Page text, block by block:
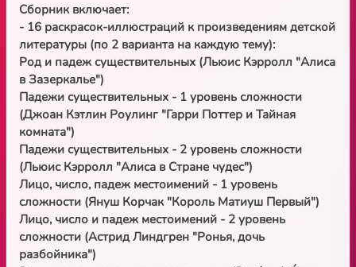
Сборник включает:
- 16 раскрасок-иллюстраций к произведениям детской
литературы (по 2 варианта на каждую тему):
Род и падеж существительных (Льюис Кэрролл "Алиса
в Зазеркалье")
Падежи существительных - 1 уровень сложности
(Джоан Кэтлин Роулинг "Гарри Поттер и Тайная
комната")
Падежи существительных - 2 уровень сложности
(Льюис Кэрролл "Алиса в Стране чудес")
Лицо, число, падеж местоимений - 1 уровень
сложности (Януш Корчак "Король Матиуш Первый")
Лицо, число и падеж местоимений - 2 уровень
сложности (Астрид Линдгрен "Ронья, дочь
разбойника")